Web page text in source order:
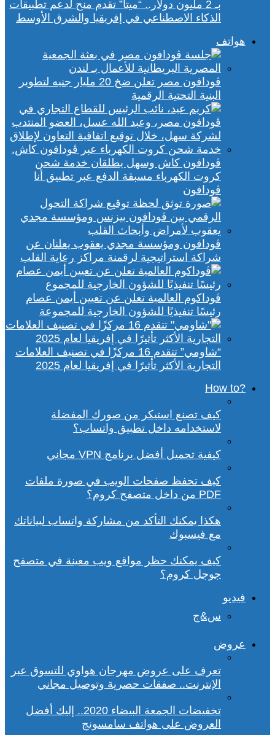
بـ 2 مليون دولار.. “ميتا” تقدم منح لدعم تطبيقات
الذكاء الاصطناعي في إفريقيا والشرق الأوسط
هواتف
ڤودافون مصر تعلن ضخ 20 مليار جنيه لتطوير
البنية التحتية الرقمية
ڤودافون كاش وسهل يطلقان خدمة شحن
كروت الكهرباء مسبقة الدفع عبر تطبيق أنا
ڤودافون
ڤودافون ومؤسسة مجدي يعقوب يعلنان عن
شراكة استراتيجية لرقمنة مراكز رعاية القلب
ڤوداكوم العالمية تعلن عن تعيين أيمن عصام
رئيسًا تنفيذيًا للشؤون الخارجية للمجموعة
“شاومي” تتقدم 16 مركزًا في تصنيف العلامات
التجارية الأكثر تأثيرًا في إفريقيا لعام 2025
?How to
كيف تصنع استيكر من صورك المفضلة
لاستخدامه داخل تطبيق واتساب؟
كيفية تحميل أفضل برنامج VPN مجاني
كيف تحفظ صفحات الويب في صورة ملفات
PDF من داخل متصفح كروم؟
هكذا يمكنك التأكد من مشاركة واتساب لبياناتك
مع فيسبوك
كيف يمكنك حظر مواقع ويب معينة في متصفح
جوجل كروم؟
فيديو
س&ج
عروض
تعرف على عروض مهرجان هواوي للتسوق عبر
الإنترنت.. صفقات حصرية وتوصيل مجاني
تخفيضات الجمعة البيضاء 2020.. إليك أفضل
العروض على هواتف سامسونج